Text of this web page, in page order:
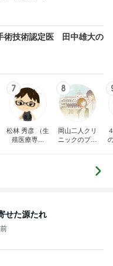
術技術認定医 田中雄大の
7
松林 秀彦 （生
殖医療専門
8
岡山二人クリ
ニックのブロ
せた源たれ